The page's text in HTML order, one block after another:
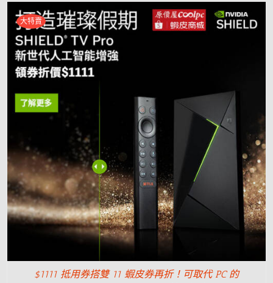
大特賣
$1111 抵用券搭雙 11 蝦皮券再折！可取代 PC 的